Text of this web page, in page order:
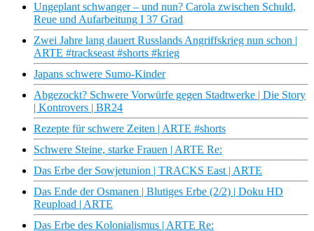
Ungeplant schwanger – und nun? Carola zwischen Schuld,
Reue und Aufarbeitung I 37 Grad
Zwei Jahre lang dauert Russlands Angriffskrieg nun schon |
ARTE #trackseast #shorts #krieg
Japans schwere Sumo-Kinder
Abgezockt? Schwere Vorwürfe gegen Stadtwerke | Die Story
| Kontrovers | BR24
Rezepte für schwere Zeiten | ARTE #shorts
Schwere Steine, starke Frauen | ARTE Re:
Das Erbe der Sowjetunion | TRACKS East | ARTE
Das Ende der Osmanen | Blutiges Erbe (2/2) | Doku HD
Reupload | ARTE
Das Erbe des Kolonialismus | ARTE Re: